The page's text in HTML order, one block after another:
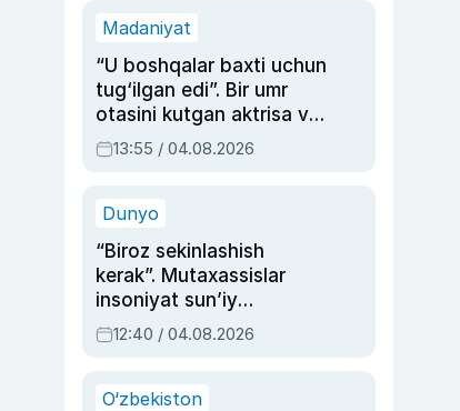
Madaniyat
“U boshqalar baxti uchun
tug‘ilgan edi”. Bir umr
otasini kutgan aktrisa va
dublyaj ustasi Rimma
Ahmedovaning
13:55 / 04.08.2026
Dunyo
“Biroz sekinlashish
kerak”. Mutaxassislar
insoniyat sun’iy
intellektni boshqara
olmay qolishidan xavotir
12:40 / 04.08.2026
O‘zbekiston